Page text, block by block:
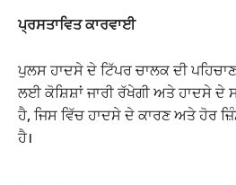
ਪ੍ਰਸਤਾਵਿਤ ਕਾਰਵਾਈ
ਪੁਲਸ ਹਾਦਸੇ ਦੇ ਟਿੱਪਰ ਚਾਲਕ ਦੀ
ਲਈ ਕੋਸ਼ਿਸ਼ਾਂ ਜਾਰੀ ਰੱਖੇਗੀ ਅਤੇ ਹਾਦਸੇ ਦੇ
ਹੈ, ਜਿਸ ਵਿੱਚ ਹਾਦਸੇ ਦੇ ਕਾਰਣ ਅਤੇ ਹੋਰ
ਹੈ।